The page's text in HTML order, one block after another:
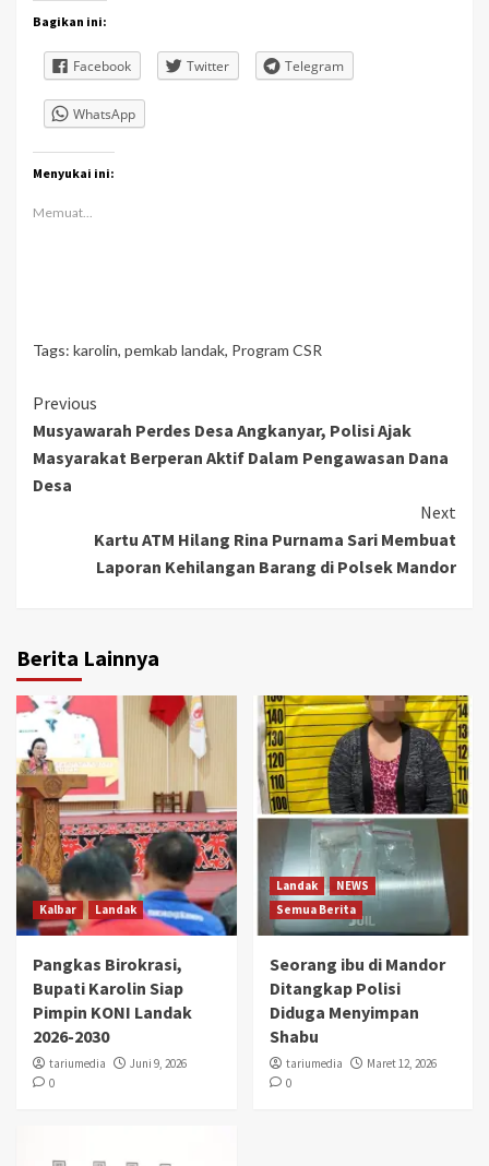
Bagikan ini:
Facebook Twitter Telegram
WhatsApp
Menyukai ini:
Memuat...
Tags: karolin, pemkab landak, Program CSR
Continue
Reading
Previous
Musyawarah Perdes Desa Angkanyar, Polisi Ajak
Masyarakat Berperan Aktif Dalam Pengawasan Dana
Desa
Next
Kartu ATM Hilang Rina Purnama Sari Membuat
Laporan Kehilangan Barang di Polsek Mandor
Berita Lainnya
Kalbar Landak
Pangkas Birokrasi,
Bupati Karolin Siap
Pimpin KONI Landak
2026-2030
tariumedia
Juni 9, 2026
0
Landak
NEWS
Semua Berita
Seorang ibu di Mandor
Ditangkap Polisi
Diduga Menyimpan
Shabu
tariumedia
Maret 12, 2026
0